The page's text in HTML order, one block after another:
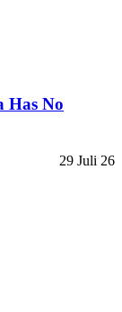
Has No
29 Juli 26